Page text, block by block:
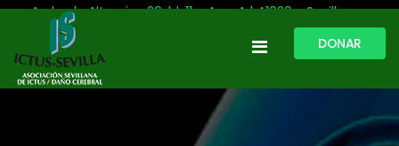
Avda. de Altamira, 29, bl. 11 – Acc. A | 41020 - Sevilla
954 513 999
ictussevilla@hotmail.com
DONAR